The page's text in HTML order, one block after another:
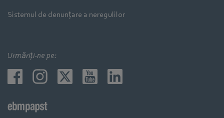
Sistemul de denunțare a neregulilor
Urmăriți-ne pe: